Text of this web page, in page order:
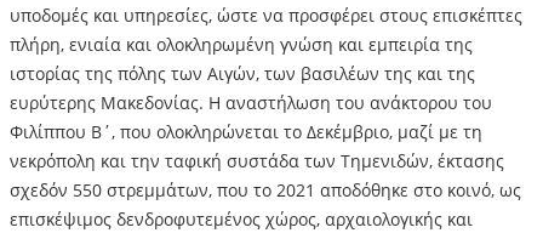
υποδομές και υπηρεσίες, ώστε να προσφέρει στους επισκέπτες
πλήρη, ενιαία και ολοκληρωμένη γνώση και εμπειρία της
ιστορίας της πόλης των Αιγών, των βασιλέων της και της
ευρύτερης Μακεδονίας. Η αναστήλωση του ανάκτορου του
Φιλίππου Β΄, που ολοκληρώνεται το Δεκέμβριο, μαζί με τη
νεκρόπολη και την ταφική συστάδα των Τημενιδών, έκτασης
σχεδόν 550 στρεμμάτων, που το 2021 αποδόθηκε στο κοινό, ως
επισκέψιμος δενδροφυτεμένος χώρος, αρχαιολογικής και